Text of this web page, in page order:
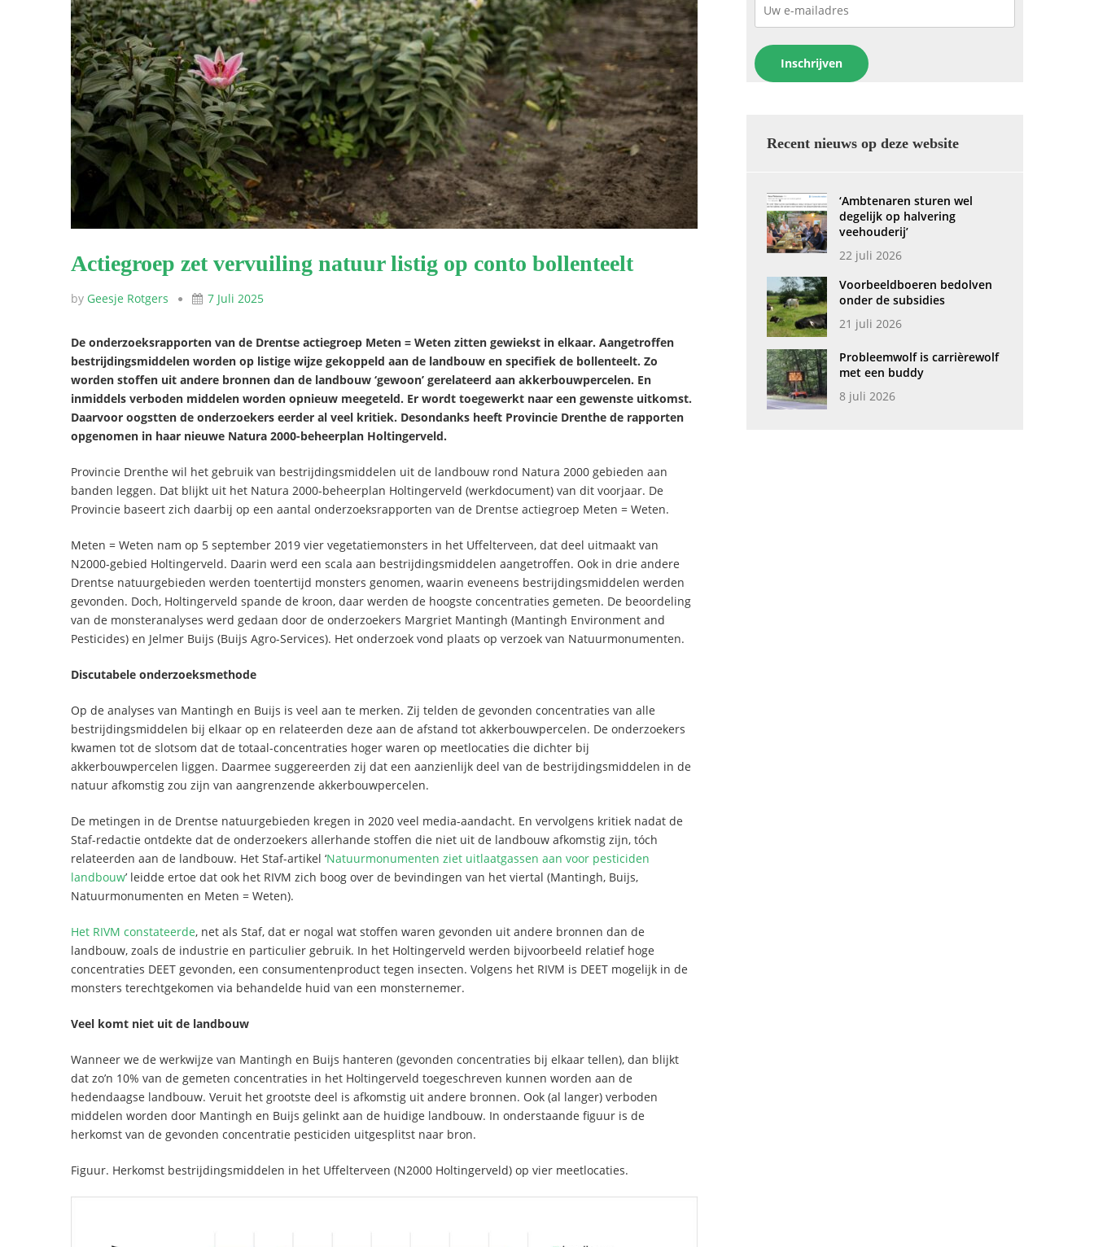
Actiegroep zet vervuiling natuur listig op conto bollenteelt
by Geesje Rotgers 7 Juli 2025
De onderzoeksrapporten van de Drentse actiegroep Meten = Weten zitten gewiekst in elkaar. Aangetroffen
bestrijdingsmiddelen worden op listige wijze gekoppeld aan de landbouw en specifiek de bollenteelt. Zo
worden stoffen uit andere bronnen dan de landbouw ‘gewoon’ gerelateerd aan akkerbouwpercelen. En
inmiddels verboden middelen worden opnieuw meegeteld. Er wordt toegewerkt naar een gewenste uitkomst.
Daarvoor oogstten de onderzoekers eerder al veel kritiek. Desondanks heeft Provincie Drenthe de rapporten
opgenomen in haar nieuwe Natura 2000-beheerplan Holtingerveld.
Provincie Drenthe wil het gebruik van bestrijdingsmiddelen uit de landbouw rond Natura 2000 gebieden aan
banden leggen. Dat blijkt uit het Natura 2000-beheerplan Holtingerveld (werkdocument) van dit voorjaar. De
Provincie baseert zich daarbij op een aantal onderzoeksrapporten van de Drentse actiegroep Meten = Weten.
Meten = Weten nam op 5 september 2019 vier vegetatiemonsters in het Uffelterveen, dat deel uitmaakt van
N2000-gebied Holtingerveld. Daarin werd een scala aan bestrijdingsmiddelen aangetroffen. Ook in drie andere
Drentse natuurgebieden werden toentertijd monsters genomen, waarin eveneens bestrijdingsmiddelen werden
gevonden. Doch, Holtingerveld spande de kroon, daar werden de hoogste concentraties gemeten. De beoordeling
van de monsteranalyses werd gedaan door de onderzoekers Margriet Mantingh (Mantingh Environment and
Pesticides) en Jelmer Buijs (Buijs Agro-Services). Het onderzoek vond plaats op verzoek van Natuurmonumenten.
Discutabele onderzoeksmethode
Op de analyses van Mantingh en Buijs is veel aan te merken. Zij telden de gevonden concentraties van alle
bestrijdingsmiddelen bij elkaar op en relateerden deze aan de afstand tot akkerbouwpercelen. De onderzoekers
kwamen tot de slotsom dat de totaal-concentraties hoger waren op meetlocaties die dichter bij
akkerbouwpercelen liggen. Daarmee suggereerden zij dat een aanzienlijk deel van de bestrijdingsmiddelen in de
natuur afkomstig zou zijn van aangrenzende akkerbouwpercelen.
De metingen in de Drentse natuurgebieden kregen in 2020 veel media-aandacht. En vervolgens kritiek nadat de
Staf-redactie ontdekte dat de onderzoekers allerhande stoffen die niet uit de landbouw afkomstig zijn, tóch
relateerden aan de landbouw. Het Staf-artikel ‘Natuurmonumenten ziet uitlaatgassen aan voor pesticiden
landbouw’ leidde ertoe dat ook het RIVM zich boog over de bevindingen van het viertal (Mantingh, Buijs,
Natuurmonumenten en Meten = Weten).
Het RIVM constateerde, net als Staf, dat er nogal wat stoffen waren gevonden uit andere bronnen dan de
landbouw, zoals de industrie en particulier gebruik. In het Holtingerveld werden bijvoorbeeld relatief hoge
concentraties DEET gevonden, een consumentenproduct tegen insecten. Volgens het RIVM is DEET mogelijk in de
monsters terechtgekomen via behandelde huid van een monsternemer.
Veel komt niet uit de landbouw
Wanneer we de werkwijze van Mantingh en Buijs hanteren (gevonden concentraties bij elkaar tellen), dan blijkt
dat zo’n 10% van de gemeten concentraties in het Holtingerveld toegeschreven kunnen worden aan de
hedendaagse landbouw. Veruit het grootste deel is afkomstig uit andere bronnen. Ook (al langer) verboden
middelen worden door Mantingh en Buijs gelinkt aan de huidige landbouw. In onderstaande figuur is de
herkomst van de gevonden concentratie pesticiden uitgesplitst naar bron.
Figuur. Herkomst bestrijdingsmiddelen in het Uffelterveen (N2000 Holtingerveld) op vier meetlocaties.
Recent nieuws op deze website
‘Ambtenaren sturen wel
degelijk op halvering
veehouderij’
22 juli 2026
Voorbeeldboeren bedolven
onder de subsidies
21 juli 2026
Probleemwolf is carrièrewolf
met een buddy
8 juli 2026